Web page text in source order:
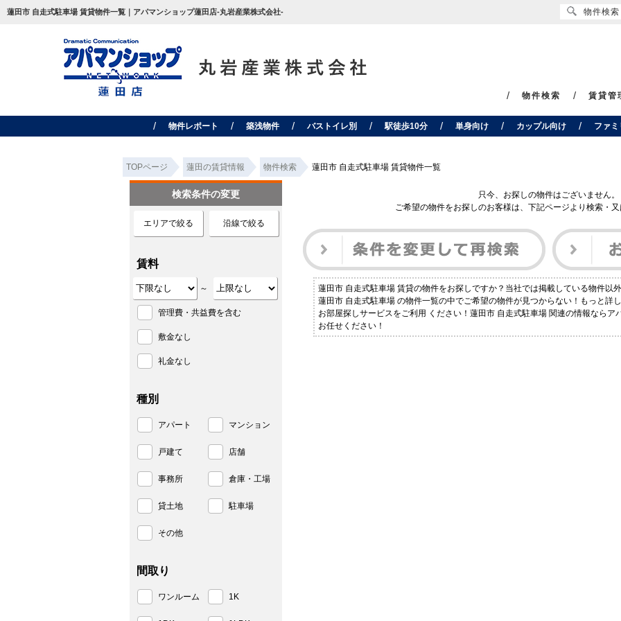
蓮田市 自走式駐車場 賃貸物件一覧｜アパマンショップ蓮田店-丸岩産業株式会社-
物件検索 賃貸管
物件レポート 築浅物件 バストイレ別 駅徒歩10分 単身向け カップル向け ファ
TOPページ 蓮田の賃貸情報 物件検索 蓮田市 自走式駐車場 賃貸物件一覧
只今、お探しの物件はございません。
ご希望の物件をお探しのお客様は、下記ページより検索・又
蓮田市 自走式駐車場 賃貸の物件をお探しですか？当社では掲載している物件以
蓮田市 自走式駐車場 の物件一覧の中でご希望の物件が見つからない！もっと詳
お部屋探しサービスをご利用 ください！蓮田市 自走式駐車場 関連の情報ならア
お任せください！
検索条件の変更
エリアで絞る 沿線で絞る
賃料
～
管理費・共益費を含む
敷金なし
礼金なし
種別
アパート マンション
戸建て 店舗
事務所 倉庫・工場
貸土地 駐車場
その他
間取り
ワンルーム 1K
物件検索